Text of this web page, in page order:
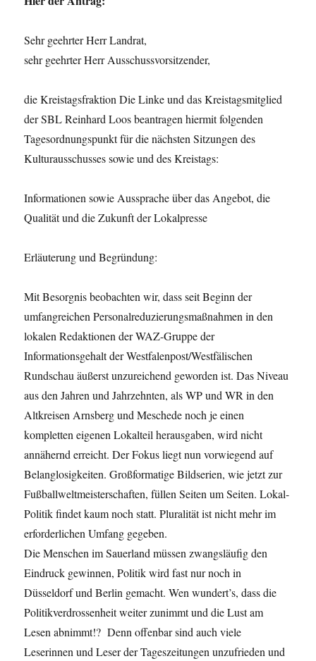
Sehr geehrter Herr Landrat,
sehr geehrter Herr Ausschussvorsitzender,
die Kreistagsfraktion Die Linke und das Kreistagsmitglied
der SBL Reinhard Loos beantragen hiermit folgenden
Tagesordnungspunkt für die nächsten Sitzungen des
Kulturausschusses sowie und des Kreistags:
Informationen sowie Aussprache über das Angebot, die
Qualität und die Zukunft der Lokalpresse
Erläuterung und Begründung:
Mit Besorgnis beobachten wir, dass seit Beginn der
umfangreichen Personalreduzierungsmaßnahmen in den
lokalen Redaktionen der WAZ-Gruppe der
Informationsgehalt der Westfalenpost/Westfälischen
Rundschau äußerst unzureichend geworden ist. Das Niveau
aus den Jahren und Jahrzehnten, als WP und WR in den
Altkreisen Arnsberg und Meschede noch je einen
kompletten eigenen Lokalteil herausgaben, wird nicht
annähernd erreicht. Der Fokus liegt nun vorwiegend auf
Belanglosigkeiten. Großformatige Bildserien, wie jetzt zur
Fußballweltmeisterschaften, füllen Seiten um Seiten. Lokal-
Politik findet kaum noch statt. Pluralität ist nicht mehr im
erforderlichen Umfang gegeben.
Die Menschen im Sauerland müssen zwangsläufig den
Eindruck gewinnen, Politik wird fast nur noch in
Düsseldorf und Berlin gemacht. Wen wundert’s, dass die
Politikverdrossenheit weiter zunimmt und die Lust am
Lesen abnimmt!? Denn offenbar sind auch viele
Leserinnen und Leser der Tageszeitungen unzufrieden und